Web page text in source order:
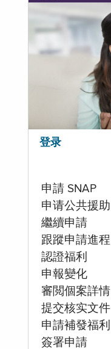
登录
申請 SNAP
申请公共援助
繼續申請
跟蹤申請進程
認證福利
申報變化
審閲個案詳情
提交核实文件
申請補發福利
簽署申請